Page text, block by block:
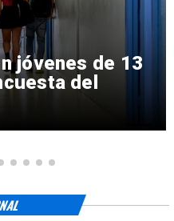
jóvenes de 13
del